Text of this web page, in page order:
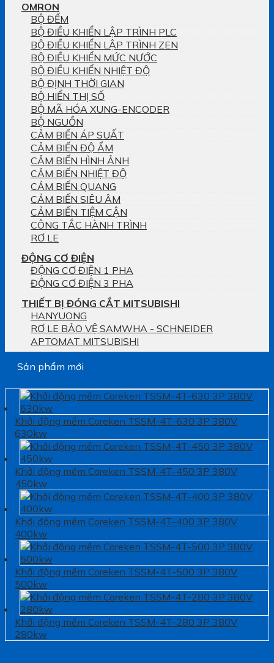
OMRON
BỘ ĐẾM
BỘ ĐIỀU KHIỂN LẬP TRÌNH PLC
BỘ ĐIỀU KHIỂN LẬP TRÌNH ZEN
BỘ ĐIỀU KHIỂN MỨC NƯỚC
BỘ ĐIỀU KHIỂN NHIỆT ĐỘ
BỘ ĐỊNH THỜI GIAN
BỘ HIỂN THỊ SỐ
BỘ MÃ HÓA XUNG-ENCODER
BỘ NGUỒN
CẢM BIẾN ÁP SUẤT
CẢM BIẾN ĐỘ ẨM
CẢM BIẾN HÌNH ẢNH
CẢM BIẾN NHIỆT ĐỘ
CẢM BIẾN QUANG
CẢM BIẾN SIÊU ÂM
CẢM BIẾN TIỆM CẬN
CÔNG TẮC HÀNH TRÌNH
RƠ LE
ĐỘNG CƠ ĐIỆN
ĐỘNG CƠ ĐIỆN 1 PHA
ĐỘNG CƠ ĐIỆN 3 PHA
THIẾT BỊ ĐÓNG CẮT MITSUBISHI
HANYUONG
RƠ LE BẢO VỆ SAMWHA - SCHNEIDER
APTOMAT MITSUBISHI
Sản phẩm mới
Khởi động mềm Coreken TSSM-4T-630 3P 380V
630kw
Khởi động mềm Coreken TSSM-4T-450 3P 380V
450kw
Khởi động mềm Coreken TSSM-4T-400 3P 380V
400kw
Khởi động mềm Coreken TSSM-4T-500 3P 380V
500kw
Khởi động mềm Coreken TSSM-4T-280 3P 380V
280kw